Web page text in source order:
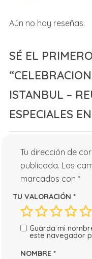
Aún no hay reseñas.
SÉ EL
ISTANBUL –
ESPECIALES
Tu dirección de
publicada. Los
marcados con *
TU VALORACIÓN *
NOMBRE *
Guarda mi
este navegador